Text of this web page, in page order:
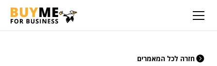
חזרה לכל המאמרים